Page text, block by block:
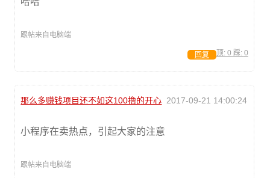
跟帖来自电脑端
顶: 0 踩: 0
回复
那么多赚钱项目还不如这100撸的开心 2017-09-21 14:00:24
小程序在卖热点，引起大家的注意
跟帖来自电脑端